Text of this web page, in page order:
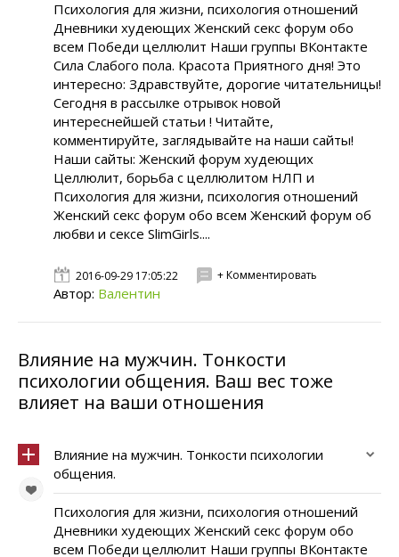
Психология для жизни, психология отношений
Дневники худеющих Женский секс форум обо
всем Победи целлюлит Наши группы ВКонтакте
Сила Слабого пола. Красота Приятного дня! Это
интересно: Здравствуйте, дорогие читательницы!
Сегодня в рассылке отрывок новой
интереснейшей статьи ! Читайте,
комментируйте, заглядывайте на наши сайты!
Наши сайты: Женский форум худеющих
Целлюлит, борьба с целлюлитом НЛП и
Психология для жизни, психология отношений
Женский секс форум обо всем Женский форум об
любви и сексе SlimGirls....
2016-09-29 17:05:22 + Комментировать
Автор: Валентин
Влияние на мужчин. Тонкости
психологии общения. Ваш вес тоже
влияет на ваши отношения
Влияние на мужчин. Тонкости психологии
общения.
Психология для жизни, психология отношений
Дневники худеющих Женский секс форум обо
всем Победи целлюлит Наши группы ВКонтакте